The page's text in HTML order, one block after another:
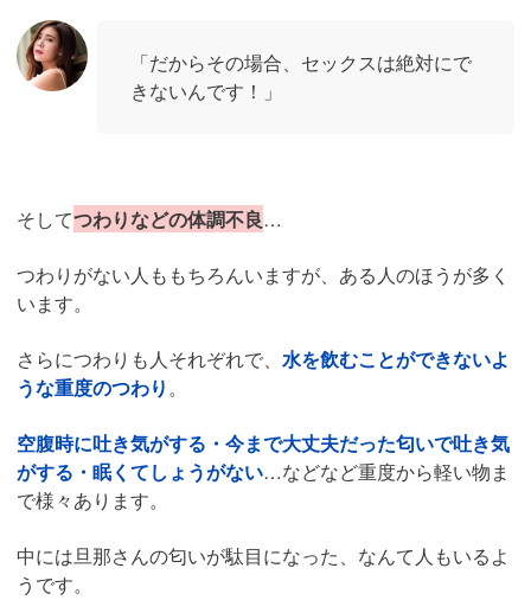
「だからその場合、セックスは絶対にで
きないんです！」
そしてつわりなどの体調不良…
つわりがない人ももちろんいますが、ある人のほうが多く
います。
さらにつわりも人それぞれで、 水を飲むことができないよ
うな重度のつわり。
空腹時に吐き気がする・今まで大丈夫だった匂いで吐き気
がする・眠くてしょうがない…などなど重度から軽い物ま
で様々あります。
中には旦那さんの匂いが駄目になった、なんて人もいるよ
うです。